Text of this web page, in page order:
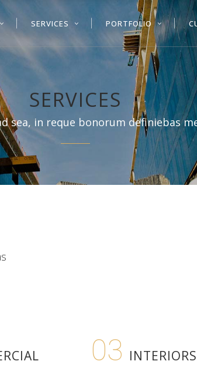
SERVICES PORTFOLIO
SERVICES
sea, in reque bonorum definiebas
03 INTERIORS